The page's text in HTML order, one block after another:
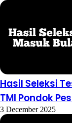
Hasil Seleksi
TMI Pondok
3 December 2025